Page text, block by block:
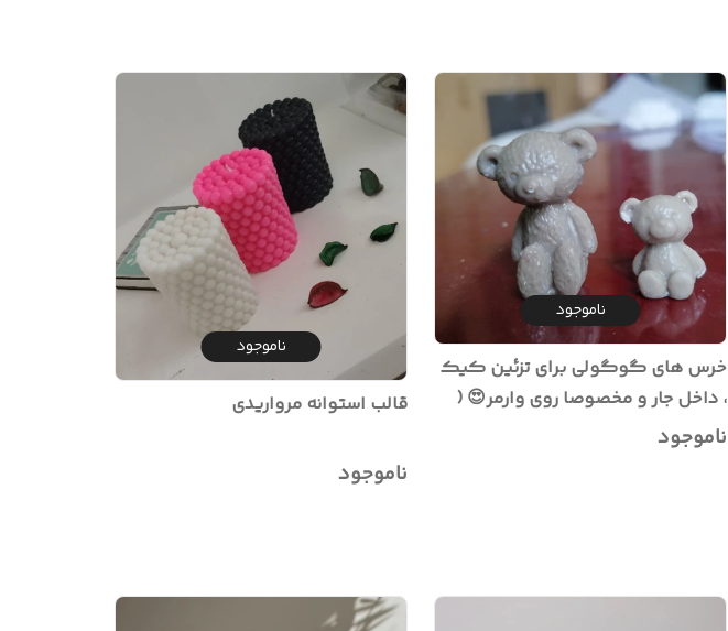
ناموجود
خرس های گوگولی برای تزئین کیک
، داخل جار و مخصوصا روی وارمر😍 (
ارتفاع ۴ سانت)
ناموجود
ناموجود
قالب استوانه مرواریدی
ناموجود